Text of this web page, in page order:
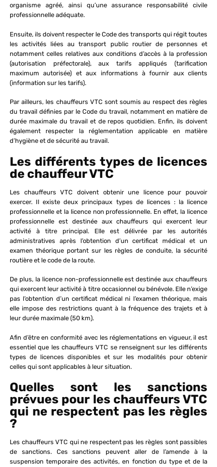
organisme agréé, ainsi qu’une assurance responsabilité civile
professionnelle adéquate.
Ensuite, ils doivent respecter le Code des transports qui régit toutes
les activités liées au transport public routier de personnes et
notamment celles relatives aux conditions d’accès à la profession
(autorisation préfectorale), aux tarifs appliqués (tarification
maximum autorisée) et aux informations à fournir aux clients
(information sur les tarifs).
Par ailleurs, les chauffeurs VTC sont soumis au respect des règles
du travail définies par le Code du travail, notamment en matière de
durée maximale du travail et de repos quotidien. Enfin, ils doivent
également respecter la réglementation applicable en matière
d’hygiène et de sécurité au travail.
Les différents types de licences
de chauffeur VTC
Les chauffeurs VTC doivent obtenir une licence pour pouvoir
exercer. Il existe deux principaux types de licences : la licence
professionnelle et la licence non professionnelle. En effet, la licence
professionnelle est destinée aux chauffeurs qui exercent leur
activité à titre principal. Elle est délivrée par les autorités
administratives après l’obtention d’un certificat médical et un
examen théorique portant sur les règles de conduite, la sécurité
routière et le code de la route.
De plus, la licence non-professionnelle est destinée aux chauffeurs
qui exercent leur activité à titre occasionnel ou bénévole. Elle n’exige
pas l’obtention d’un certificat médical ni l’examen théorique, mais
elle impose des restrictions quant à la fréquence des trajets et à
leur durée maximale (50 km).
Afin d’être en conformité avec les réglementations en vigueur, il est
essentiel que les chauffeurs VTC se renseignent sur les différents
types de licences disponibles et sur les modalités pour obtenir
celles qui sont applicables à leur situation.
Quelles sont les sanctions
prévues pour les chauffeurs VTC
qui ne respectent pas les règles
?
Les chauffeurs VTC qui ne respectent pas les règles sont passibles
de sanctions. Ces sanctions peuvent aller de l’amende à la
suspension temporaire des activités, en fonction du type et de la